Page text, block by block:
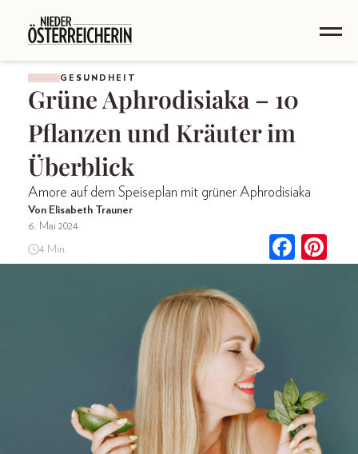
GESUNDHEIT
Grüne Aphrodisiaka – 10
Pflanzen und Kräuter im
Überblick
Amore auf dem Speiseplan mit grüner Aphrodisiaka
Von Elisabeth Trauner
6. Mai 2024
4 Min.